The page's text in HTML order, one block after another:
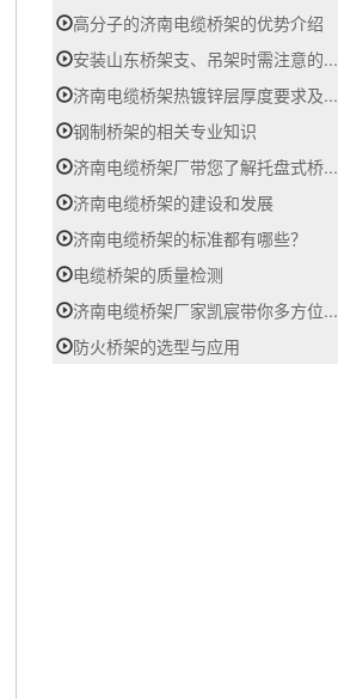
高分子的济南电缆桥架的优势介绍
安装山东桥架支、吊架时需注意的...
济南电缆桥架热镀锌层厚度要求及...
钢制桥架的相关专业知识
济南电缆桥架厂带您了解托盘式桥...
济南电缆桥架的建设和发展
济南电缆桥架的标准都有哪些？
电缆桥架的质量检测
济南电缆桥架厂家凯宸带你多方位...
防火桥架的选型与应用